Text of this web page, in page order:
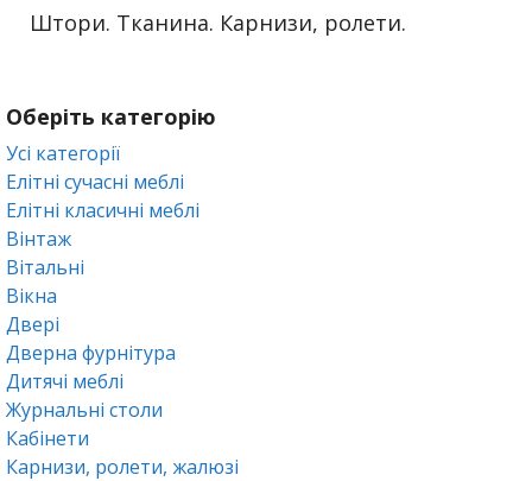
Штори. Тканина. Карнизи, ролети.
Оберіть категорію
Усі категорії
Елітні сучасні меблі
Елітні класичні меблі
Вінтаж
Вітальні
Вікна
Двері
Дверна фурнітура
Дитячі меблі
Журнальні столи
Кабінети
Карнизи, ролети, жалюзі